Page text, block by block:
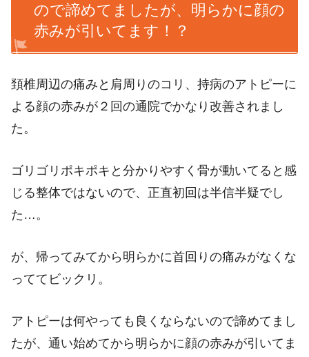
ので諦めてましたが、明らかに顔の
赤みが引いてます！？
頚椎周辺の痛みと肩周りのコリ、持病のアトピーに
よる顔の赤みが２回の通院でかなり改善されまし
た。
ゴリゴリポキポキと分かりやすく骨が動いてると感
じる整体ではないので、正直初回は半信半疑でし
た…。
が、帰ってみてから明らかに首回りの痛みがなくな
っててビックリ。
アトピーは何やっても良くならないので諦めてまし
たが、通い始めてから明らかに顔の赤みが引いてま